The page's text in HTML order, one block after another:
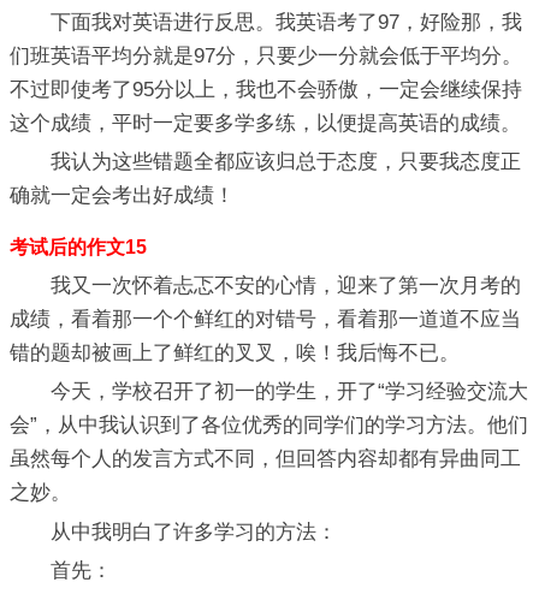
下面我对英语进行反思。我英语考了97，好险那，我
们班英语平均分就是97分，只要少一分就会低于平均分。
不过即使考了95分以上，我也不会骄傲，一定会继续保持
这个成绩，平时一定要多学多练，以便提高英语的成绩。
我认为这些错题全都应该归总于态度，只要我态度正
确就一定会考出好成绩！
考试后的作文15
我又一次怀着忐忑不安的心情，迎来了第一次月考的
成绩，看着那一个个鲜红的对错号，看着那一道道不应当
错的题却被画上了鲜红的叉叉，唉！我后悔不已。
今天，学校召开了初一的学生，开了“学习经验交流大
会”，从中我认识到了各位优秀的同学们的学习方法。他们
虽然每个人的发言方式不同，但回答内容却都有异曲同工
之妙。
从中我明白了许多学习的方法：
首先：